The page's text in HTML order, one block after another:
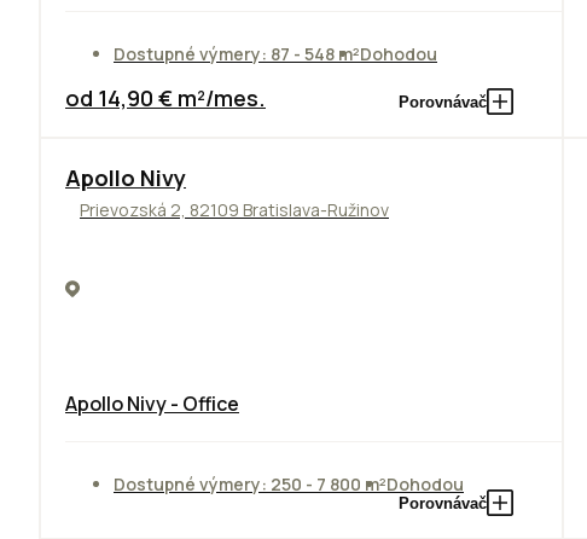
Dostupné výmery: 87 - 548 m²Dohodou
od 14,90 € m²/mes. Porovnávač
Apollo Nivy
Prievozská 2, 82109 Bratislava-Ružinov
Apollo Nivy - Office
Dostupné výmery: 250 - 7 800 m²Dohodou
Porovnávač